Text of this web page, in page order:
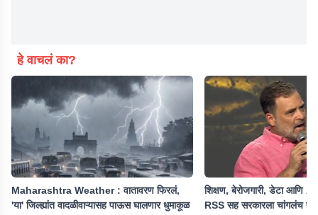
हे वाचलं का?
Maharashtra Weather : वातावरण फिरलं,
'या' जिल्ह्यांत वादळीवाऱ्यासह पाऊस घालणार धुमाकूळ
शिक्षण, बेरोजगारी, डेटा आणि
RSS सह सरकारला चांगलंच